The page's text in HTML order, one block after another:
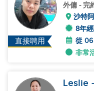
直接聘用
外傭 - 完
沙特
8年
從
非常
Leslie